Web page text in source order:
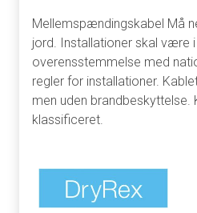
Mellemspændingskabel Må
jord. Installationer skal være i
overensstemmelse med
regler for installationer.
men uden brandbeskyttelse.
klassificeret.